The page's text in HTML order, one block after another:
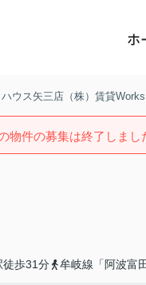
ホ
ウス矢三店（株）賃貸Works
物件の募集は終了しまし
徒歩31分 牟岐線「阿波富